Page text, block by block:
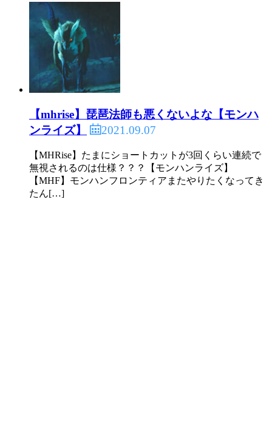
【mhrise】琵琶法師も悪くないよな【モンハ
ンライズ】
2021.09.07
【MHRise】たまにショートカットが3回くらい連続で
無視されるのは仕様？？？【モンハンライズ】
【MHF】モンハンフロンティアまたやりたくなってき
たん[…]